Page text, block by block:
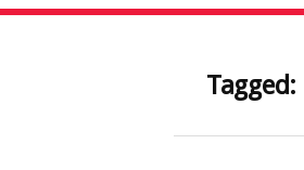
Tagged: